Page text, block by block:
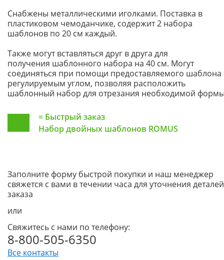
Снабжены металлическими иголками. Поставка в
пластиковом чемоданчике, содержит 2 набора
шаблонов по 20 см каждый.
Также могут вставляться друг в друга для
получения шаблонного набора на 40 см. Могут
соединяться при помощи предоставляемого шаблона
регулируемым углом, позволяя расположить
шаблонный набор для отрезания необходимой
= Быстрый заказ
Набор двойных шаблонов ROMUS
Заполните форму быстрой покупки и наш менеджер
свяжется с вами в течении часа для уточнения деталей
заказа
или
Свяжитесь с нами по телефону:
8-800-505-6350
Все контакты